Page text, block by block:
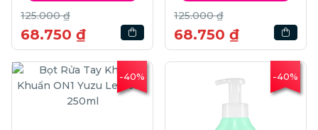
125.000 ₫
68.750 ₫
125.000 ₫
68.750 ₫
-40% -40%